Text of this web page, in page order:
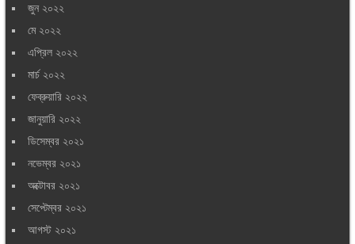
জুন ২০২২
মে ২০২২
এপ্রিল ২০২২
মার্চ ২০২২
ফেব্রুয়ারি ২০২২
জানুয়ারি ২০২২
ডিসেম্বর ২০২১
নভেম্বর ২০২১
অক্টোবর ২০২১
সেপ্টেম্বর ২০২১
আগস্ট ২০২১